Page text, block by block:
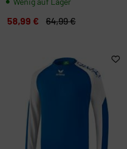
58,99 € 64,99 €